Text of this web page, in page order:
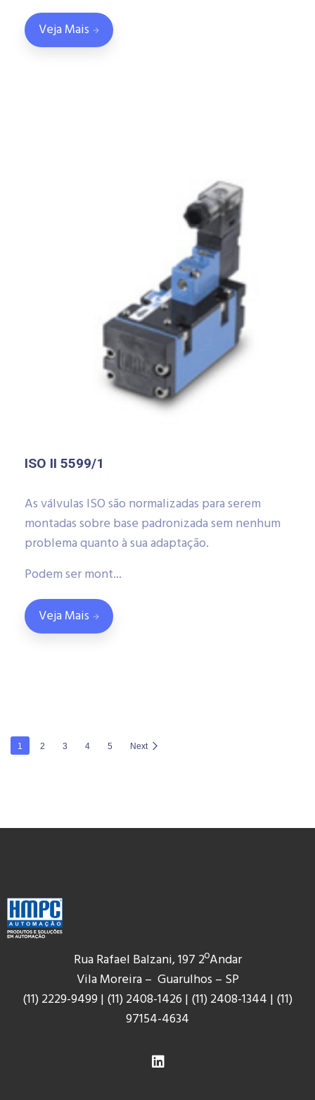
Veja Mais
ISO II 5599/1
As válvulas ISO são normalizadas para serem
montadas sobre base padronizada sem nenhum
problema quanto à sua adaptação.
Podem ser mont...
Veja Mais
1 2 3 4 5 Next
Rua Rafael Balzani, 197 2ºAndar
Vila Moreira – Guarulhos – SP
(11) 2229-9499| (11) 2408-1426 | (11) 2408-1344 | (11)
97154-4634